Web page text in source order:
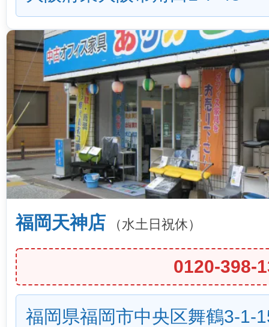
福岡天神店 （水土日祝休）
0120-398-
福岡県福岡市中央区舞鶴3-1-